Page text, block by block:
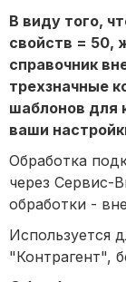
В виду того,
свойств = 50,
справочник
трехзначные
шаблонов для
ваши
Обработка
через Сервис-
обработки -
Используется
"Контрагент",